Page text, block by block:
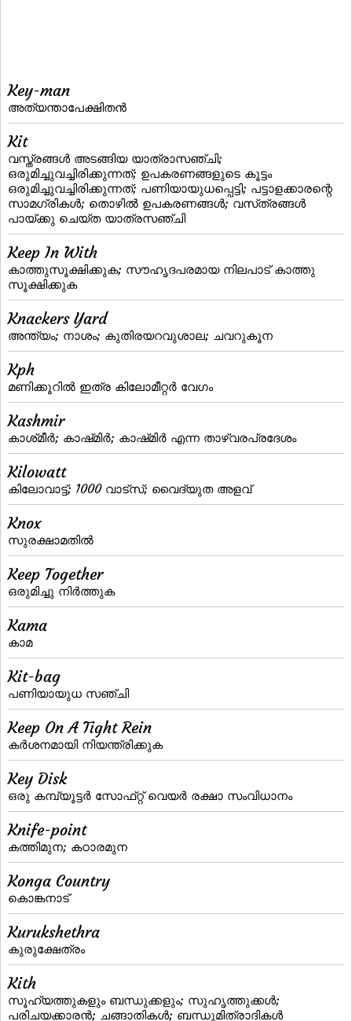
Key-man
അത്യന്താപേക്ഷിതന്‍
Kit
വസ്ത്രങ്ങള്‍ അടങ്ങിയ യാത്രാസഞ്ചി;
ഒരുമിച്ചുവച്ചിരിക്കുന്നത്‌; ഉപകരണങ്ങളുടെ കൂട്ടം
ഒരുമിച്ചുവച്ചിരിക്കുന്നത്‌; പണിയായുധപ്പെട്ടി; പട്ടാളക്കാരന്റെ
സാമഗ്രികള്‍; തൊഴില്‍ ഉപകരണങ്ങള്‍; വസ്‌ത്രങ്ങള്‍
പായ്‌ക്കു ചെയ്‌ത യാത്രസഞ്ചി
Keep In With
കാത്തുസൂക്ഷിക്കുക; സൗഹൃദപരമായ നിലപാട്‌ കാത്തു
സൂക്ഷിക്കുക
Knackers Yard
അന്ത്യം; നാശം; കുതിരയറവുശാല; ചവറുകൂന
Kph
മണിക്കൂറില്‍ ഇത്ര കിലോമീറ്റര്‍ വേഗം
Kashmir
കാശ്‌മീര്‍; കാഷ്‌മിര്‍; കാഷ്‌മിര്‍ എന്ന താഴ്‌വരപ്രദേശം
Kilowatt
കിലോവാട്ട്‌; 1000 വാട്‌സ്‌; വൈദ്യുത അളവ്‌
Knox
സുരക്ഷാമതില്‍
Keep Together
ഒരുമിച്ചു നിര്‍ത്തുക
Kama
കാമ
Kit-bag
പണിയായുധ സഞ്ചി
Keep On A Tight Rein
കര്‍ശനമായി നിയന്ത്രിക്കുക
Key Disk
ഒരു കമ്പ്യൂട്ടര്‍ സോഫ്‌റ്റ്‌ വെയര്‍ രക്ഷാ സംവിധാനം
Knife-point
കത്തിമുന; കഠാരമുന
Konga Country
കൊങ്കനാട്‌
Kurukshethra
കുരുക്ഷേത്രം
Kith
സൂഹ്യത്തുകളും ബന്ധുക്കളും; സുഹൃത്തുക്കള്‍;
പരിചയക്കാരന്‍; ചങ്ങാതികള്‍; ബന്ധുമിത്രാദികള്‍